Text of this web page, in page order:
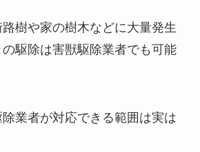
樹や家の樹木などに大量発生
駆除は害獣駆除業者でも可能
業者が対応できる範囲は実は